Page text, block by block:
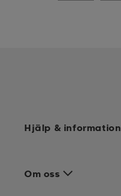
Hjälp & information
Om oss